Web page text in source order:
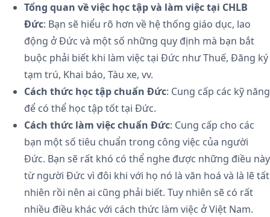
Tổng quan về việc học tập và làm việc tại CHLB
Đức: Bạn sẽ hiểu rõ hơn về hệ thống giáo dục, lao
động ở Đức và một số những quy định mà bạn bắt
buộc phải biết khi làm việc tại Đức như Thuế, Đăng ký
tạm trú, Khai báo, Tàu xe, vv.
Cách thức học tập chuẩn Đức: Cung cấp các kỹ năng
để có thể học tập tốt tại Đức.
Cách thức làm việc chuẩn Đức: Cung cấp cho các
bạn một số tiêu chuẩn trong công việc của người
Đức. Bạn sẽ rất khó có thể nghe được những điều này
từ người Đức vì đôi khi với họ nó là văn hoá và là lẽ tất
nhiên rồi nên ai cũng phải biết. Tuy nhiên sẽ có rất
nhiều điều khác với cách thức làm việc ở Việt Nam.